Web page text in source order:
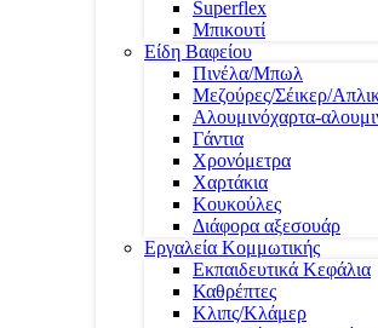
Superflex
Μπικουτί
Είδη Βαφείου
Πινέλα/Μπωλ
Μεζούρες/Σέικερ/
Αλουμινόχαρτα-
Γάντια
Χρονόμετρα
Χαρτάκια
Κουκούλες
Διάφορα αξεσουάρ
Εργαλεία Κομμωτικής
Εκπαιδευτικά Κεφάλια
Καθρέπτες
Κλιπς/Κλάμερ